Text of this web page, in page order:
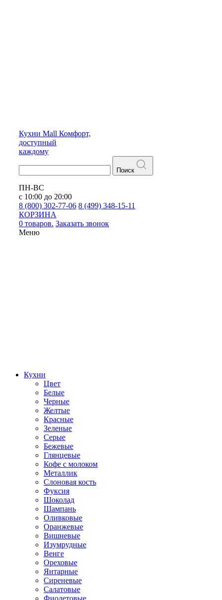
Кухни Mall Комфорт,
доступный
каждому
Поиск
ПН-ВС
с 10:00 до 20:00
8 (800) 302-77-06 8 (499) 348-15-11
КОРЗИНА
0 товаров. Заказать звонок
Меню
Кухни
Цвет
Белые
Черные
Желтые
Красные
Зеленые
Серые
Бежевые
Глянцевые
Кофе с молоком
Металлик
Слоновая кость
Фуксия
Шоколад
Шампань
Оливковые
Оранжевые
Вишневые
Изумрудные
Венге
Ореховые
Янтарные
Сиреневые
Салатовые
Фиолетовые